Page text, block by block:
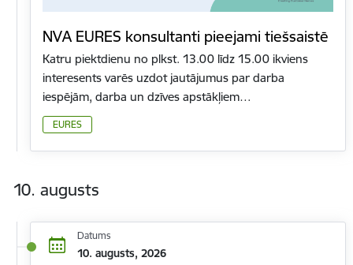
NVA EURES konsultanti pieejami tiešsaistē
Katru piektdienu no plkst. 13.00 līdz 15.00 ikviens
interesents varēs uzdot jautājumus par darba
iespējām, darba un dzīves apstākļiem…
EURES
10. augusts
Datums
10. augusts, 2026